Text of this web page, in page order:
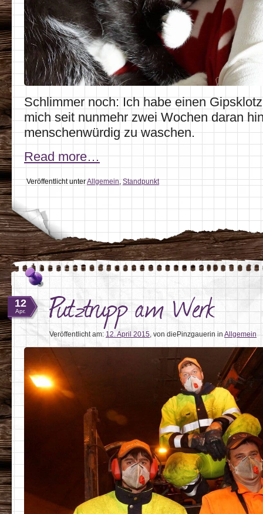
Schlimmer noch: Ich habe einen
mich seit nunmehr zwei Wochen daran
menschenwürdig zu waschen.
Read more…
Veröffentlicht unterAllgemein,Standpunkt
12
Apr. Putztrupp am Werk
Veröffentlicht am:12. April 2015,von diePinzgauerininAllgemein